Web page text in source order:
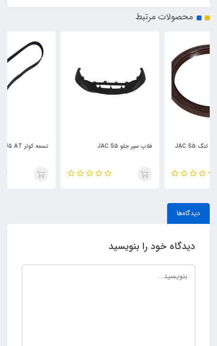
محصولات مرتبط
فلاپ سپر جلو JAC S5
دیدگاه‌ها
دیدگاه خود را بنویسید